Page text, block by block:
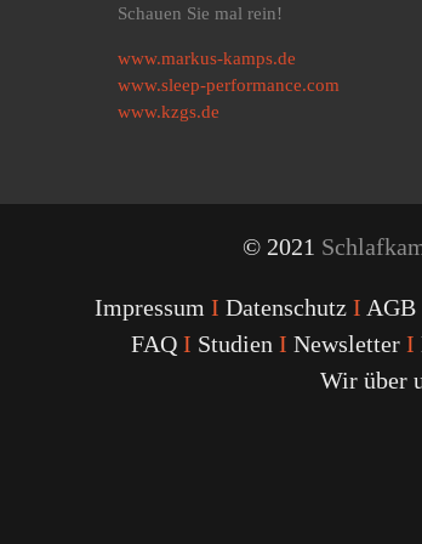
Schauen Sie mal rein!
www.markus-kamps.de
www.sleep-performance.com
www.kzgs.de
© 2021
Impressum I Datenschutz I AGB
FAQ I Studien I Newsletter I
Wir über